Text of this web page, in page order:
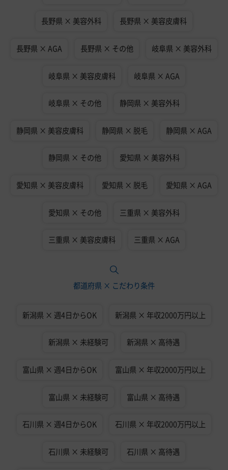
長野県 × 美容外科 長野県 × 美容皮膚科
長野県 × AGA 長野県 × その他 岐阜県 × 美容外科
岐阜県 × 美容皮膚科 岐阜県 × AGA
岐阜県 × その他 静岡県 × 美容外科
静岡県 × 美容皮膚科 静岡県 × 脱毛 静岡県 × AGA
静岡県 × その他 愛知県 × 美容外科
愛知県 × 美容皮膚科 愛知県 × 脱毛 愛知県 × AGA
愛知県 × その他 三重県 × 美容外科
三重県 × 美容皮膚科 三重県 × AGA
都道府県 × こだわり条件
新潟県 × 週4日からOK 新潟県 × 年収2000万円以上
新潟県 × 未経験可 新潟県 × 高待遇
富山県 × 週4日からOK 富山県 × 年収2000万円以上
富山県 × 未経験可 富山県 × 高待遇
石川県 × 週4日からOK 石川県 × 年収2000万円以上
石川県 × 未経験可 石川県 × 高待遇